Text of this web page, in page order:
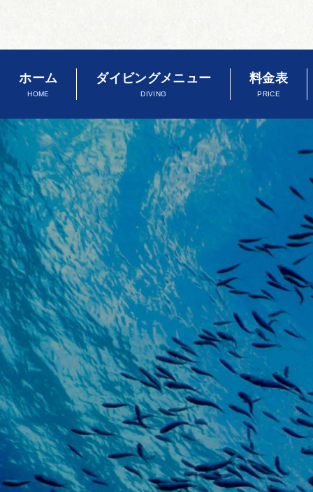
ホーム
HOME
ダイビングメニュー
DIVING
料金表
PRICE